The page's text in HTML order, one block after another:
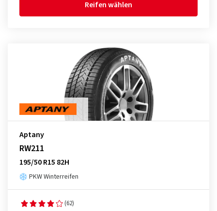
Reifen wählen
Aptany
RW211
195/50 R15 82H
PKW Winterreifen
(62)